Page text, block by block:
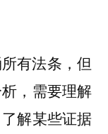
有法条，但
，需要理解
解某些证据